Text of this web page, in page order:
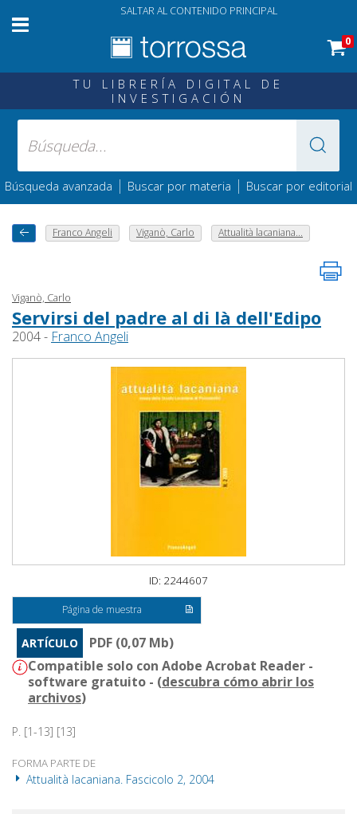
SALTAR AL CONTENIDO PRINCIPAL
0
TU LIBRERÍA DIGITAL DE
INVESTIGACIÓN
Búsqueda avanzada | Buscar por materia | Buscar por editorial
Franco Angeli Viganò, Carlo Attualità lacaniana...
Viganò, Carlo
Servirsi del padre al di là dell'Edipo
2004 - Franco Angeli
ID: 2244607
Página de muestra
ARTÍCULO
PDF (0,07 Mb)
Compatible solo con Adobe Acrobat Reader -
software gratuito - (descubra cómo abrir los
archivos)
P. [1-13] [13]
FORMA PARTE DE
Attualità lacaniana. Fascicolo 2, 2004